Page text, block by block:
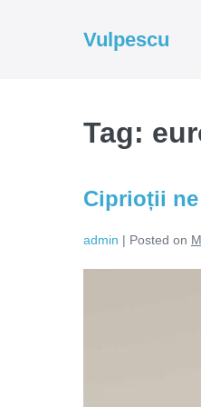
Vulpescu
Tag:
Ciprioții
admin | Posted on